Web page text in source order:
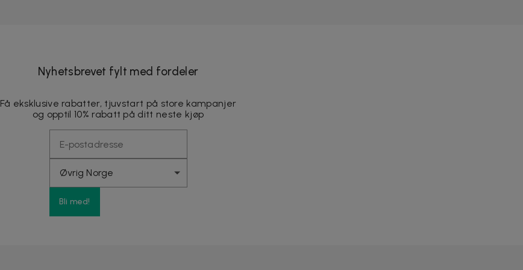
Nyhetsbrevet fylt med fordeler
Få eksklusive rabatter, tjuvstart på store kampanjer
og opptil 10% rabatt på ditt neste kjøp
Bli med!